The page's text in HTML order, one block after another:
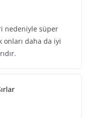
nedeniyle süper
onları daha da iyi